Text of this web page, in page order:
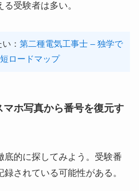
受験者は多い。
： 第二種電気工事士 – 独学で
ロードマップ
マホ写真から番号を復元す
底的に探してみよう。受験番
されている可能性がある。